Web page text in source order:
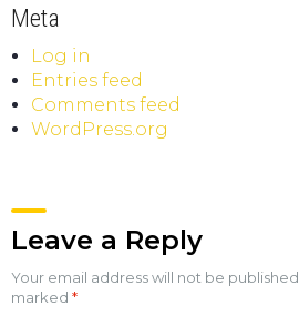
Meta
Log in
Entries feed
Comments feed
WordPress.org
Leave a Reply
Your email address will not be published.
marked *